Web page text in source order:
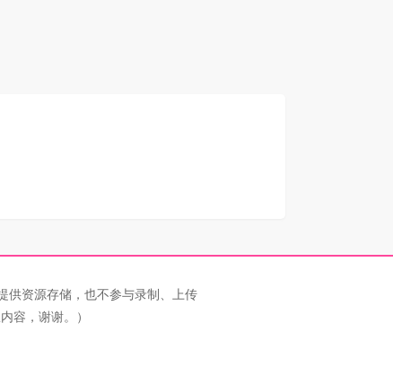
供资源存储，也不参与录制、上传
容，谢谢。）